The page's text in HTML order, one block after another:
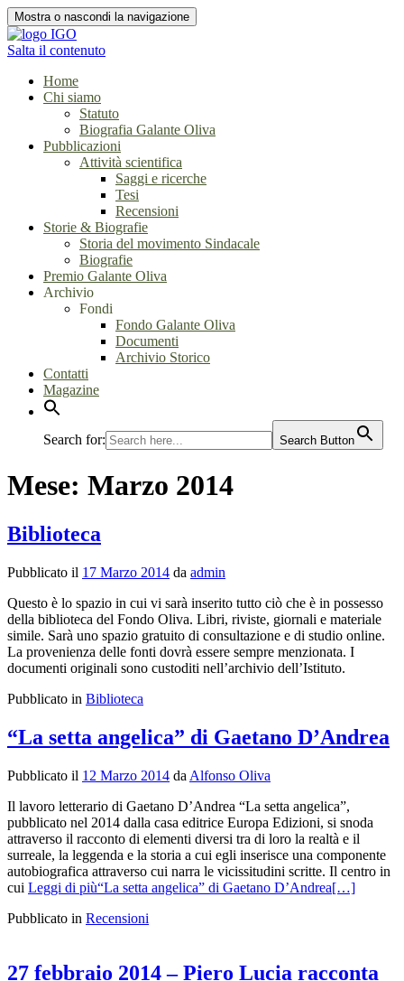
Mostra o nascondi la navigazione
Salta il contenuto
Home
Chi siamo
Statuto
Biografia Galante Oliva
Pubblicazioni
Attività scientifica
Saggi e ricerche
Tesi
Recensioni
Storie & Biografie
Storia del movimento Sindacale
Biografie
Premio Galante Oliva
Archivio
Fondi
Fondo Galante Oliva
Documenti
Archivio Storico
Contatti
Magazine
Search for: Search Button
Mese: Marzo 2014
Biblioteca
Pubblicato il 17 Marzo 2014 da admin
Questo è lo spazio in cui vi sarà inserito tutto ciò che è in possesso
della biblioteca del Fondo Oliva. Libri, riviste, giornali e materiale
simile. Sarà uno spazio gratuito di consultazione e di studio online.
La provenienza delle fonti dovrà essere sempre menzionata. I
documenti originali sono custoditi nell’archivio dell’Istituto.
Pubblicato in Biblioteca
“La setta angelica” di Gaetano D’Andrea
Pubblicato il 12 Marzo 2014 da Alfonso Oliva
Il lavoro letterario di Gaetano D’Andrea “La setta angelica”,
pubblicato nel 2014 dalla casa editrice Europa Edizioni, si snoda
attraverso il racconto di elementi diversi tra di loro la realtà e il
surreale, la leggenda e la storia a cui egli inserisce una componente
autobiografica attraverso cui narra le vicissitudini scritte. Il centro in
cui Leggi di più“La setta angelica” di Gaetano D’Andrea[…]
Pubblicato in Recensioni
27 febbraio 2014 – Piero Lucia racconta